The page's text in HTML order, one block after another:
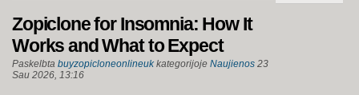
Zopiclone for Insomnia: How It
Works and What to Expect
Paskelbta buyzopicloneonlineukkategorijoje Naujienos 23
Sau 2026, 13:16